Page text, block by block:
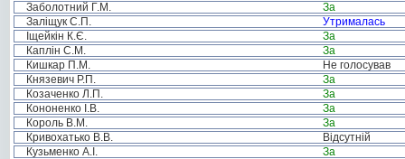
Заболотний Г.М.
За
Заліщук С.П.
Утрималась
Іщейкін К.Є.
За
Каплін С.М.
За
Кишкар П.М.
Не голосував
Князевич Р.П.
За
Козаченко Л.П.
За
Кононенко І.В.
За
Король В.М.
За
Кривохатько В.В.
Відсутній
Кузьменко А.І.
За